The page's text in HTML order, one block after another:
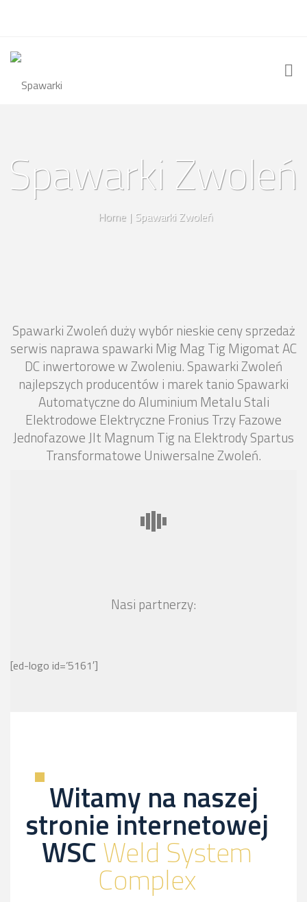
Spawarki Zwoleń
Home | Spawarki Zwoleń
Spawarki Zwoleń duży wybór nieskie ceny sprzedaż
serwis naprawa spawarki Mig Mag Tig Migomat AC
DC inwertorowe w Zwoleniu. Spawarki Zwoleń
najlepszych producentów i marek tanio Spawarki
Automatyczne do Aluminium Metalu Stali
Elektrodowe Elektryczne Fronius Trzy Fazowe
Jednofazowe Jlt Magnum Tig na Elektrody Spartus
Transformatowe Uniwersalne Zwoleń.
Nasi partnerzy:
[ed-logo id=’5161′]
Witamy na naszej
stronie internetowej
WSCWeld System
Complex